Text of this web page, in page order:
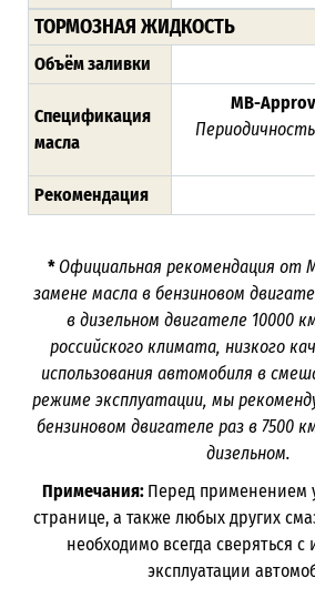
ТОРМОЗНАЯ ЖИДКОСТЬ
Объём заливки
Спецификация
масла
MB-
Рекомендация
*Официальная рекомендация от
замене масла в бензиновом
в дизельном двигателе 10000
российского климата, низкого
использования автомобиля в
режиме эксплуатации, мы
бензиновом двигателе раз в 7500
дизельном.
Примечания: Перед применением
странице, а также любых других
необходимо всегда сверяться с
эксплуатации